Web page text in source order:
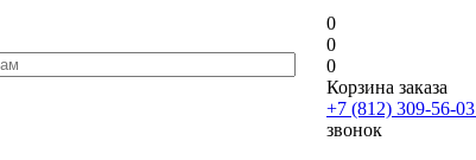
0
0
0
Корзина заказа
+7 (812) 309-56-03
звонок